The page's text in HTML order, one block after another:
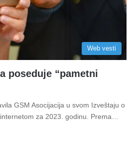
Web vesti
poseduje “pametni
GSM Asocijacija u svom Izveštaju o
za 2023. godinu. Prema…